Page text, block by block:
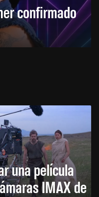
confirmado
una película
IMAX de